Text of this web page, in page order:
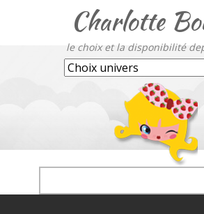
Charlotte
le choix et la disponibilité